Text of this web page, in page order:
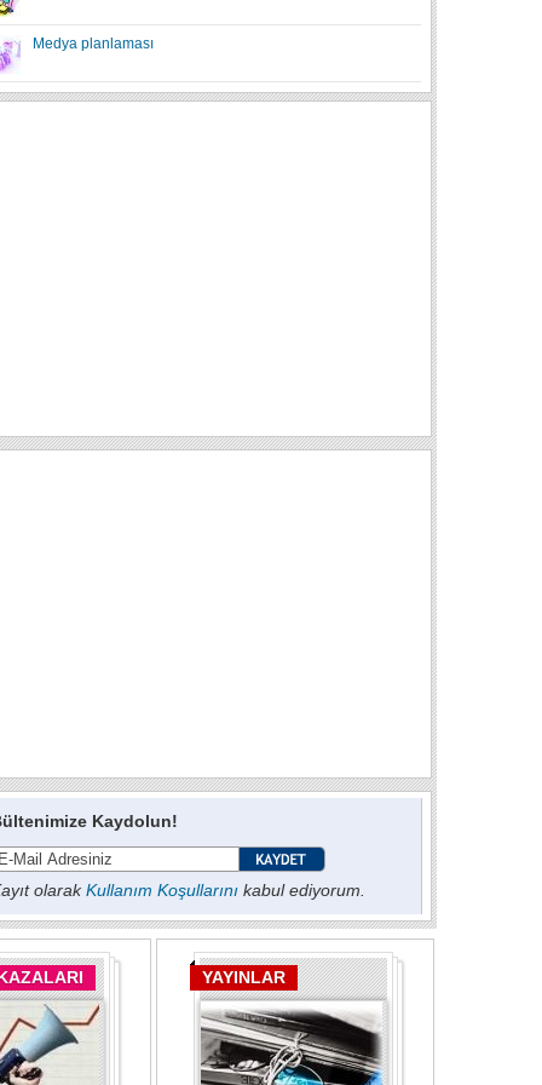
Medya planlaması
Kaydolun!
olarakKullanım Koşullarını kabul ediyorum.
YAYINLAR